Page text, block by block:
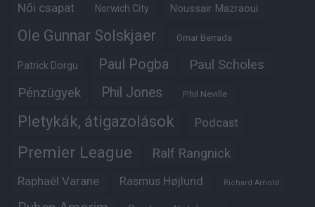
Női csapat Norwich City Noussair Mazraoui
Ole Gunnar Solskjaer Omar Berrada
Patrick Dorgu Paul Pogba Paul Scholes
Pénzügyek Phil Jones Phil Neville
Pletykák, átigazolások Podcast
Premier League Ralf Rangnick
Raphaël Varane Rasmus Højlund Richard Arnold